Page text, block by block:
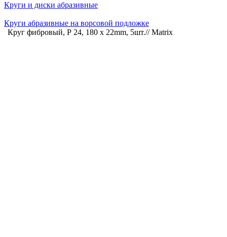
Круги и диски абразивные
Круги абразивные на ворсовой подложке
Круг фибровый, Р 24, 180 х 22mm, 5шт.// Matrix